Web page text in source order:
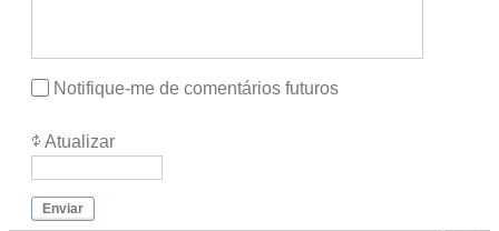
Notifique-me de comentários futuros
Atualizar
Enviar